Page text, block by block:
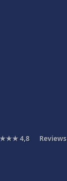
4,8 Reviews